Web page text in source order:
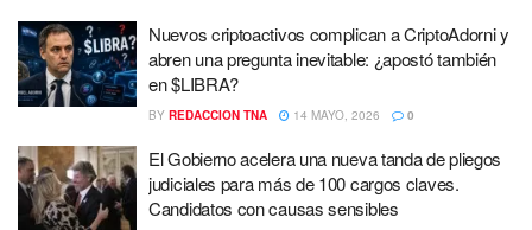
Nuevos criptoactivos complican a CriptoAdorni y
abren una pregunta inevitable: ¿apostó también
en $LIBRA?
BY REDACCION TNA 14 MAYO, 2026 0
El Gobierno acelera una nueva tanda de pliegos
judiciales para más de 100 cargos claves.
Candidatos con causas sensibles